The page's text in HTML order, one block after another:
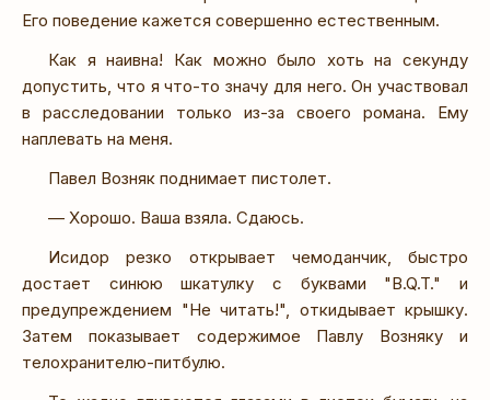
Его поведение кажется совершенно естественным.
Как я наивна! Как можно было хоть на секунду
допустить, что я что-то значу для него. Он участвовал
в расследовании только из-за своего романа. Ему
наплевать на меня.
Павел Возняк поднимает пистолет.
— Хорошо. Ваша взяла. Сдаюсь.
Исидор резко открывает чемоданчик, быстро
достает синюю шкатулку с буквами "B.Q.T." и
предупреждением "Не читать!", откидывает крышку.
Затем показывает содержимое Павлу Возняку и
телохранителю-питбулю.